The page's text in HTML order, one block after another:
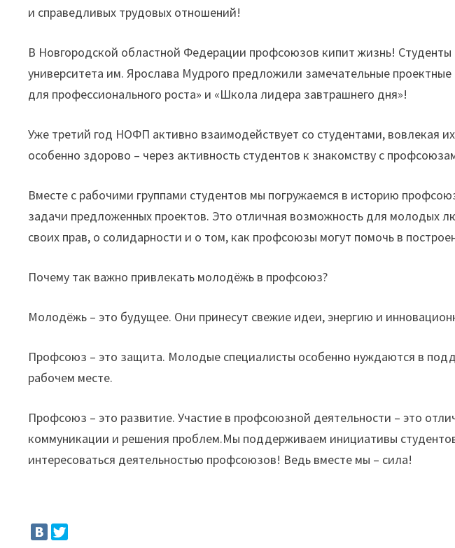
и справедливых трудовых отношений!
В Новгородской областной Федерации профсоюзов кипит жизнь! Студенты
университета им. Ярослава Мудрого предложили замечательные
для профессионального роста» и «Школа лидера завтрашнего дня»!
Уже третий год НОФП активно взаимодействует со студентами, вовлекая
особенно здорово – через активность студентов к знакомству с
Вместе с рабочими группами студентов мы погружаемся в историю
задачи предложенных проектов. Это отличная возможность для молодых
своих прав, о солидарности и о том, как профсоюзы могут помочь в
Почему так важно привлекать молодёжь в профсоюз?
Молодёжь – это будущее. Они принесут свежие идеи, энергию и
Профсоюз – это защита. Молодые специалисты особенно нуждаются в
рабочем месте.
Профсоюз – это развитие. Участие в профсоюзной деятельности – это
коммуникации и решения проблем.Мы поддерживаем инициативы
интересоваться деятельностью профсоюзов! Ведь вместе мы – сила!